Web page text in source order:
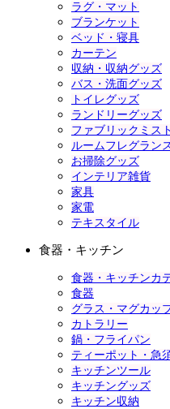
ラグ・マット
ブランケット
ベッド・寝具
カーテン
収納・収納グッズ
バス・洗面グッズ
トイレグッズ
ランドリーグッズ
ファブリックミス
ルームフレグラン
お掃除グッズ
インテリア雑貨
家具
家電
テキスタイル
食器・キッチン
食器・キッチンカ
食器
グラス・マグカッ
カトラリー
鍋・フライパン
ティーポット・急
キッチンツール
キッチングッズ
キッチン収納